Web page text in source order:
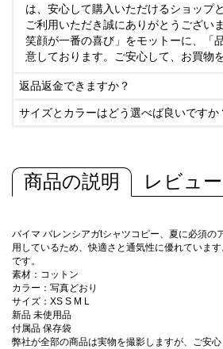
は、安心して購入いただけるショップ
ご利用いただき誠にありがとうござい
笑顔が一番の喜び」をモットーに、「
意しております。ご安心して、お買物
返品返金できますか？
サイズとカラーはどう選べば良いですか
商品の説明 レビュー
バイマ バレンシアガtシャツコピー、夏に必須の
用しているため、快適さと通気性に優れていま
です。
素材：コットン
カラー：写真どおり
サイズ：XS S M L
新品 未使用品
付属品 保存袋
弊社が全部の商品は実物を撮影しますが、ご安